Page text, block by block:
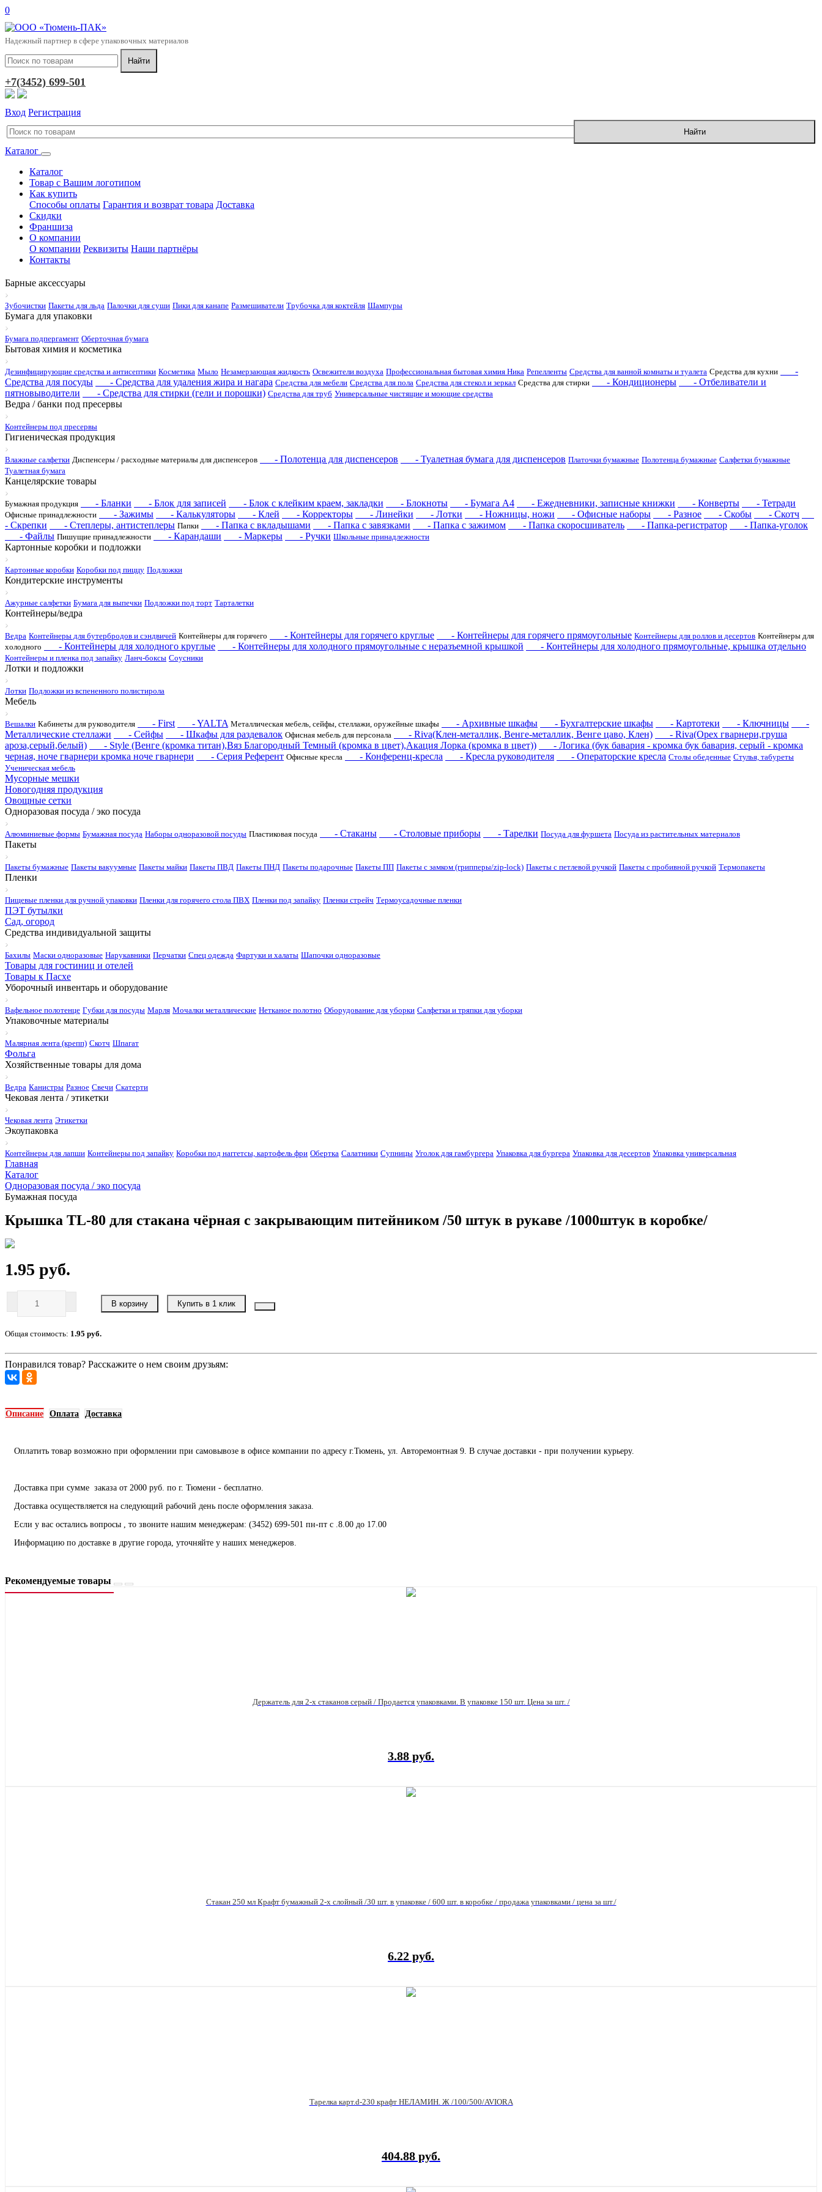
0
Надежный партнер в сфере упаковочных материалов
+7(3452) 699-501
Вход Регистрация
Каталог
Каталог
Товар с Вашим логотипом
Как купить
Способы оплаты Гарантия и возврат товара Доставка
Скидки
Франшиза
О компании
О компании Реквизиты Наши партнёры
Контакты
Барные аксессуары
Зубочистки Пакеты для льда Палочки для суши Пики для канапе Размешиватели Трубочка для коктейля Шампуры
Бумага для упаковки
Бумага подпергамент Оберточная бумага
Бытовая химия и косметика
Дезинфицирующие средства и антисептики Косметика Мыло Незамерзающая жидкость Освежители воздуха Профессиональная бытовая химия Ника Репелленты Средства для ванной комнаты и туалета Средства для кухни
-
Средства для посуды
- Средства для удаления жира и нагара Средства для мебели Средства для пола Средства для стекол и зеркал Средства для стирки - Кондиционеры
- Отбеливатели и
пятновыводители
- Средства для стирки (гели и порошки) Средства для труб Универсальные чистящие и моющие средства
Ведра / банки под пресервы
Контейнеры под пресервы
Гигиеническая продукция
Влажные салфетки Диспенсеры / расходные материалы для диспенсеров - Полотенца для диспенсеров - Туалетная бумага для диспенсеров Платочки бумажные Полотенца бумажные Салфетки бумажные
Туалетная бумага
Канцелярские товары
Бумажная продукция - Бланки - Блок для записей - Блок с клейким краем, закладки - Блокноты - Бумага А4 - Ежедневники, записные книжки - Конверты - Тетради
Офисные принадлежности - Зажимы - Калькуляторы - Клей - Корректоры - Линейки - Лотки - Ножницы, ножи - Офисные наборы - Разное - Скобы
- Скотч
- Скрепки
- Степлеры, антистеплеры Папки - Папка с вкладышами - Папка с завязками - Папка с зажимом - Папка скоросшиватель - Папка-регистратор
- Папка-уголок
- Файлы Пишущие принадлежности - Карандаши - Маркеры - Ручки Школьные принадлежности
Картонные коробки и подложки
Картонные коробки Коробки под пиццу Подложки
Кондитерские инструменты
Ажурные салфетки Бумага для выпечки Подложки под торт Тарталетки
Контейнеры/ведра
Ведра Контейнеры для бутербродов и сэндвичей Контейнеры для горячего - Контейнеры для горячего круглые - Контейнеры для горячего прямоугольные Контейнеры для роллов и десертов Контейнеры для
холодного
- Контейнеры для холодного круглые - Контейнеры для холодного прямоугольные с неразъемной крышкой - Контейнеры для холодного прямоугольные, крышка отдельно
Контейнеры и пленка под запайку Ланч-боксы Соусники
Лотки и подложки
Лотки Подложки из вспененного полистирола
Мебель
Вешалки Кабинеты для руководителя - First - YALTA Металлическая мебель, сейфы, стеллажи, оружейные шкафы - Архивные шкафы - Бухгалтерские шкафы - Картотеки - Ключницы
-
Металлические стеллажи
- Сейфы - Шкафы для раздевалок Офисная мебель для персонала - Riva(Клен-металлик, Венге-металлик, Венге цаво, Клен)
- Riva(Орех гварнери,груша
ароза,серый,белый)
- Style (Венге (кромка титан),Вяз Благородный Темный (кромка в цвет),Акация Лорка (кромка в цвет))
- Логика (бук бавария - кромка бук бавария, серый - кромка
черная, ноче гварнери кромка ноче гварнери
- Серия Референт Офисные кресла - Конференц-кресла - Кресла руководителя - Операторские кресла Столы обеденные Стулья, табуреты
Ученическая мебель
Мусорные мешки
Новогодняя продукция
Овощные сетки
Одноразовая посуда / эко посуда
Алюминиевые формы Бумажная посуда Наборы одноразовой посуды Пластиковая посуда - Стаканы - Столовые приборы - Тарелки Посуда для фуршета Посуда из растительных материалов
Пакеты
Пакеты бумажные Пакеты вакуумные Пакеты майки Пакеты ПВД Пакеты ПНД Пакеты подарочные Пакеты ПП Пакеты с замком (грипперы/zip-lock) Пакеты с петлевой ручкой Пакеты с пробивной ручкой Термопакеты
Пленки
Пищевые пленки для ручной упаковки Пленки для горячего стола ПВХ Пленки под запайку Пленки стрейч Термоусадочные пленки
ПЭТ бутылки
Сад, огород
Средства индивидуальной защиты
Бахилы Маски одноразовые Нарукавники Перчатки Спец одежда Фартуки и халаты Шапочки одноразовые
Товары для гостиниц и отелей
Товары к Пасхе
Уборочный инвентарь и оборудование
Вафельное полотенце Губки для посуды Марля Мочалки металлические Нетканое полотно Оборудование для уборки Салфетки и тряпки для уборки
Упаковочные материалы
Малярная лента (крепп) Скотч Шпагат
Фольга
Хозяйственные товары для дома
Ведра Канистры Разное Свечи Скатерти
Чековая лента / этикетки
Чековая лента Этикетки
Экоупаковка
Контейнеры для лапши Контейнеры под запайку Коробки под наггетсы, картофель фри Обертка Салатники Супницы Уголок для гамбургера Упаковка для бургера Упаковка для десертов Упаковка универсальная
Главная
Каталог
Одноразовая посуда / эко посуда
Бумажная посуда
Крышка TL-80 для стакана чёрная с закрывающим питейником /50 штук в рукаве /1000штук в коробке/
1.95 руб.
В корзину Купить в 1 клик
Общая стоимость: 1.95 руб.
Понравился товар? Расскажите о нем своим друзьям:
Описание Оплата Доставка
Оплатить товар возможно при оформлении при самовывозе в офисе компании по адресу г.Тюмень, ул. Авторемонтная 9. В случае доставки - при получении курьеру.
Доставка при сумме заказа от 2000 руб. по г. Тюмени - бесплатно.
Доставка осуществляется на следующий рабочий день после оформления заказа.
Если у вас остались вопросы , то звоните нашим менеджерам: (3452) 699-501 пн-пт с .8.00 до 17.00
Информацию по доставке в другие города, уточняйте у наших менеджеров.
Рекомендуемые товары
Держатель для 2-х стаканов серый / Продается упаковками. В упаковке 150 шт. Цена за шт. /
3.88 руб.
Стакан 250 мл Крафт бумажный 2-х слойный /30 шт. в упаковке / 600 шт. в коробке / продажа упаковками / цена за шт./
6.22 руб.
Тарелка карт.d-230 крафт НЕЛАМИН. Ж /100/500/AVIORA
404.88 руб.